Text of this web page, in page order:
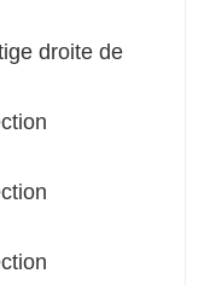
droite de